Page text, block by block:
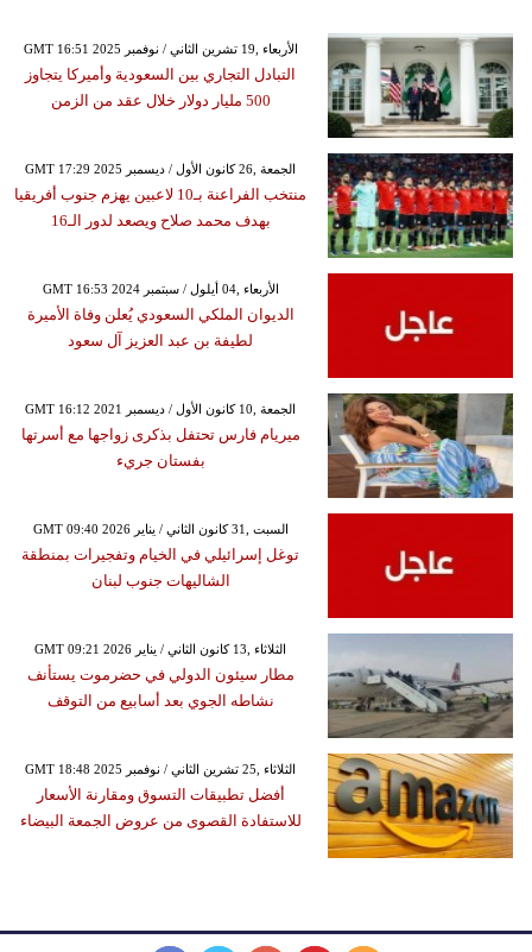
GMT 16:51 2025 الأربعاء ,19 تشرين الثاني / نوفمبر
التبادل التجاري بين السعودية وأميركا يتجاوز
500 مليار دولار خلال عقد من الزمن
GMT 17:29 2025 الجمعة ,26 كانون الأول / ديسمبر
منتخب الفراعنة بـ10 لاعبين يهزم جنوب أفريقيا
بهدف محمد صلاح ويصعد لدور الـ16
GMT 16:53 2024 الأربعاء ,04 أيلول / سبتمبر
الديوان الملكي السعودي يُعلن وفاة الأميرة
لطيفة بن عبد العزيز آل سعود
GMT 16:12 2021 الجمعة ,10 كانون الأول / ديسمبر
ميريام فارس تحتفل بذكرى زواجها مع أسرتها
بفستان جريء
GMT 09:40 2026 السبت ,31 كانون الثاني / يناير
توغل إسرائيلي في الخيام وتفجيرات بمنطقة
الشاليهات جنوب لبنان
GMT 09:21 2026 الثلاثاء ,13 كانون الثاني / يناير
مطار سيئون الدولي في حضرموت يستأنف
نشاطه الجوي بعد أسابيع من التوقف
GMT 18:48 2025 الثلاثاء ,25 تشرين الثاني / نوفمبر
أفضل تطبيقات التسوق ومقارنة الأسعار
للاستفادة القصوى من عروض الجمعة البيضاء